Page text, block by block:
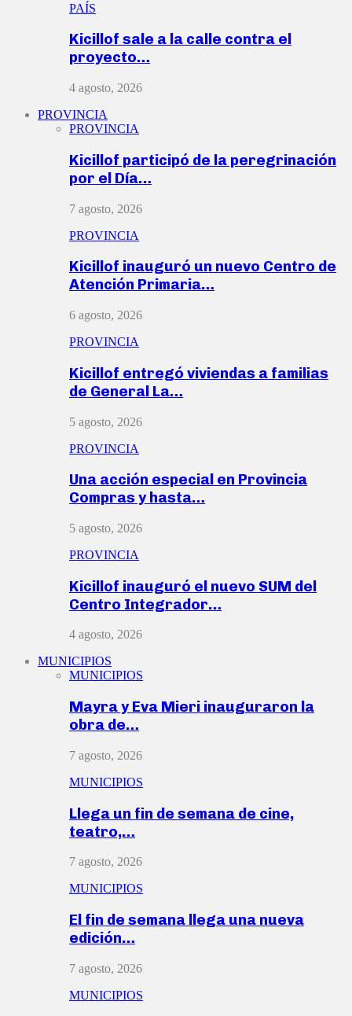
PAÍS
Kicillof sale a la calle contra el
proyecto…
4 agosto, 2026
PROVINCIA
PROVINCIA
Kicillof participó de la peregrinación
por el Día…
7 agosto, 2026
PROVINCIA
Kicillof inauguró un nuevo Centro de
Atención Primaria…
6 agosto, 2026
PROVINCIA
Kicillof entregó viviendas a familias
de General La…
5 agosto, 2026
PROVINCIA
Una acción especial en Provincia
Compras y hasta…
5 agosto, 2026
PROVINCIA
Kicillof inauguró el nuevo SUM del
Centro Integrador…
4 agosto, 2026
MUNICIPIOS
MUNICIPIOS
Mayra y Eva Mieri inauguraron la
obra de…
7 agosto, 2026
MUNICIPIOS
Llega un fin de semana de cine,
teatro,…
7 agosto, 2026
MUNICIPIOS
El fin de semana llega una nueva
edición…
7 agosto, 2026
MUNICIPIOS